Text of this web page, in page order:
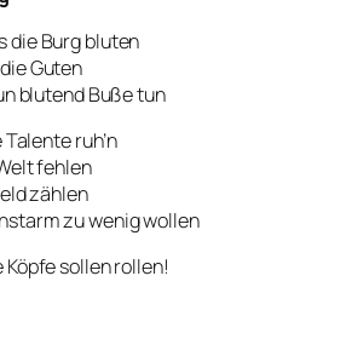
die Burg bluten
Guten
blutend Buße tun
ruh’n
fehlen
zählen
zu wenig wollen
Köpfe sollen rollen!